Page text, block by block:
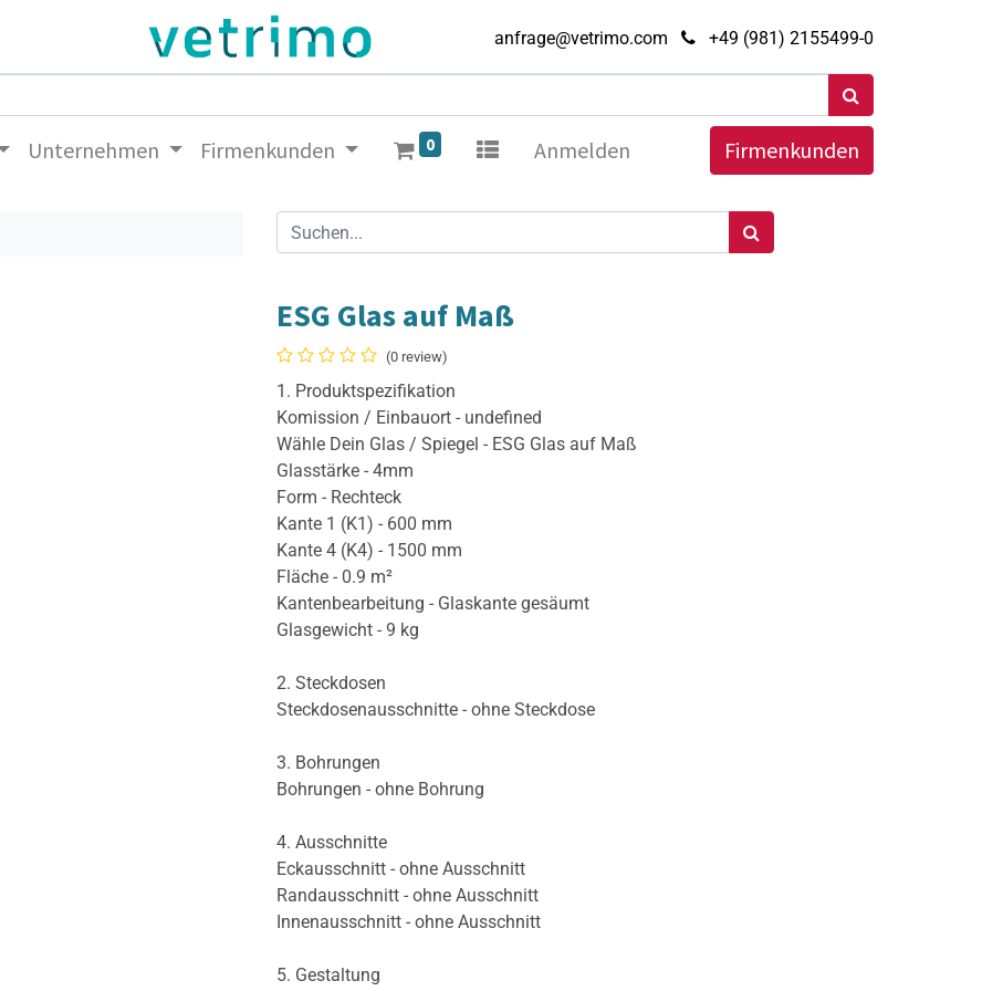
anfrage@vetrimo.com +49 (981) 2155499-0
Unternehmen Firmenkunden 0 Anmelden Firmenkunden
ESG Glas auf Maß
(0 review)
1. Produktspezifikation
Komission / Einbauort - undefined
Wähle Dein Glas / Spiegel - ESG Glas auf Maß
Glasstärke - 4mm
Form - Rechteck
Kante 1 (K1) - 600 mm
Kante 4 (K4) - 1500 mm
Fläche - 0.9 m²
Kantenbearbeitung - Glaskante gesäumt
Glasgewicht - 9 kg
2. Steckdosen
Steckdosenausschnitte - ohne Steckdose
3. Bohrungen
Bohrungen - ohne Bohrung
4. Ausschnitte
Eckausschnitt - ohne Ausschnitt
Randausschnitt - ohne Ausschnitt
Innenausschnitt - ohne Ausschnitt
5. Gestaltung